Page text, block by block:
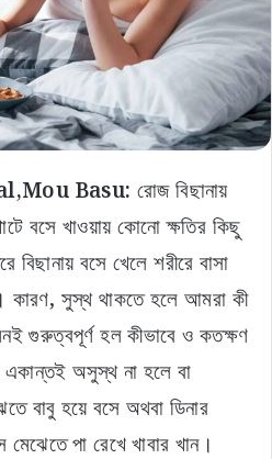
Basu: রোজ বিছানায়
বসে খাওয়ায় কোনো ক্ষতির কিছু
বসে খেলে শরীরে বাসা
কারণ, সুস্থ থাকতে হলে আমরা কী
গুরুত্বপূর্ণ হল কীভাবে ও কতক্ষণ
একান্তই অসুস্থ না হলে বা
বাবু হয়ে বসে অথবা ডিনার
মেঝেতে পা রেখে খাবার খান।